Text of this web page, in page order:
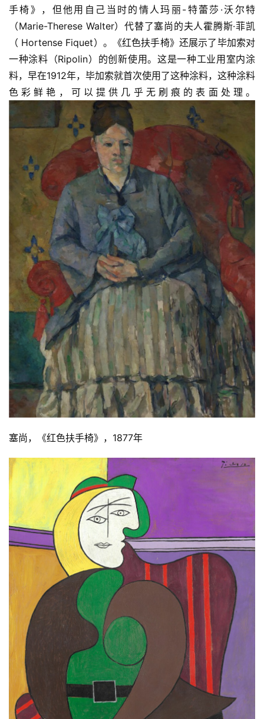
手椅》，但他用自己当时的情人玛丽-特蕾莎·沃尔特
（Marie-Therese Walter）代替了塞尚的夫人霍腾斯·菲凯
（ Hortense Fiquet）。《红色扶手椅》还展示了毕加索对
一种涂料（Ripolin）的创新使用。这是一种工业用室内涂
料，早在1912年，毕加索就首次使用了这种涂料，这种涂料
色彩鲜艳，可以提供几乎无刷痕的表面处理。
塞尚，《红色扶手椅》，1877年